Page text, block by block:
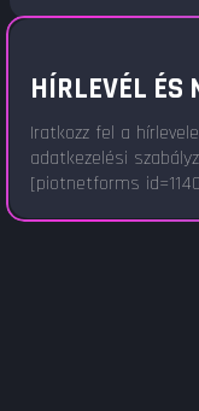
HÍRLEVÉL ÉS
Iratkozz fel a
adatkezelési
[piotnetforms